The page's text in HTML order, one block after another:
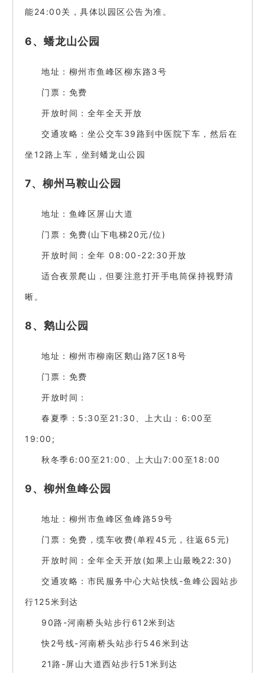
能24:00关，具体以园区公告为准。
6、蟠龙山公园
地址：柳州市鱼峰区柳东路3号
门票：免费
开放时间：全年全天开放
交通攻略：坐公交车39路到中医院下车，然后在
坐12路上车，坐到蟠龙山公园
7、柳州马鞍山公园
地址：鱼峰区屏山大道
门票：免费(山下电梯20元/位)
开放时间：全年 08:00-22:30开放
适合夜景爬山，但要注意打开手电筒保持视野清
晰。
8、鹅山公园
地址：柳州市柳南区鹅山路7区18号
门票：免费
开放时间：
春夏季：5:30至21:30、上大山：6:00至
19:00;
秋冬季6:00至21:00、上大山7:00至18:00
9、柳州鱼峰公园
地址：柳州市鱼峰区鱼峰路59号
门票：免费，缆车收费(单程45元，往返65元)
开放时间：全年全天开放(如果上山最晚22:30)
交通攻略：市民服务中心大站快线-鱼峰公园站步
行125米到达
90路-河南桥头站步行612米到达
快2号线-河南桥头站步行546米到达
21路-屏山大道西站步行51米到达